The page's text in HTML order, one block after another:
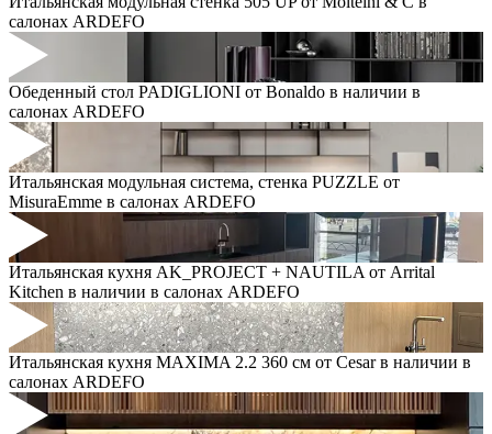
салонах ARDEFO
Обеденный стол PADIGLIONI от Bonaldo в наличии в
салонах ARDEFO
Итальянская модульная система, стенка PUZZLE от
MisuraEmme в салонах ARDEFO
Итальянская кухня AK_PROJECT + NAUTILA от Arrital
Kitchen в наличии в салонах ARDEFO
Итальянская кухня MAXIMA 2.2 360 см от Cesar в наличии в
салонах ARDEFO